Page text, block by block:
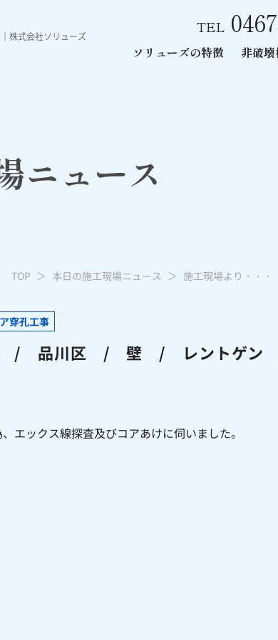
株式会社ソリューズ
TEL
ソリューズの特徴 非破
ニュース
TOP 本日の施工現場ニュース 施工現場より・
穿孔工事
都 / 品川区 / 壁 / レントゲ
エックス線探査及びコアあけに伺いました。